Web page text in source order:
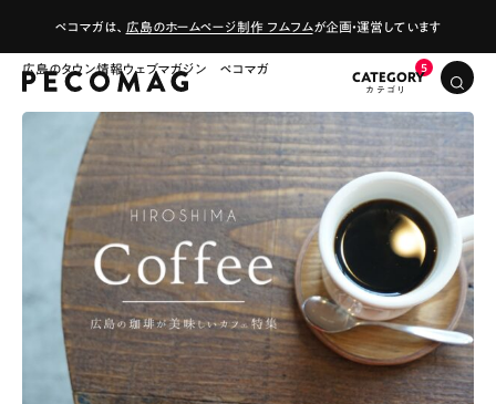
ペコマガは、 広島のホームページ制作 フムフムが企画・運営しています
広島のタウン情報ウェブマガジン ペコマガ
CATEGORY